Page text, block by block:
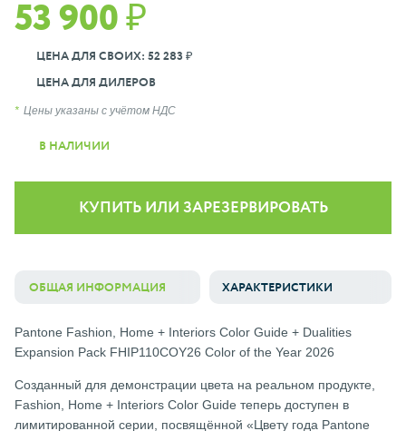
53 900 ₽
ЦЕНА ДЛЯ СВОИХ: 52 283 ₽
ЦЕНА ДЛЯ ДИЛЕРОВ
Цены указаны с учётом НДС
В НАЛИЧИИ
КУПИТЬ ИЛИ ЗАРЕЗЕРВИРОВАТЬ
ОБЩАЯ ИНФОРМАЦИЯ ХАРАКТЕРИСТИКИ
Pantone Fashion, Home + Interiors Color Guide + Dualities
Expansion Pack FHIP110COY26 Color of the Year 2026
Созданный для демонстрации цвета на реальном продукте,
Fashion, Home + Interiors Color Guide теперь доступен в
лимитированной серии, посвящённой «Цвету года Pantone